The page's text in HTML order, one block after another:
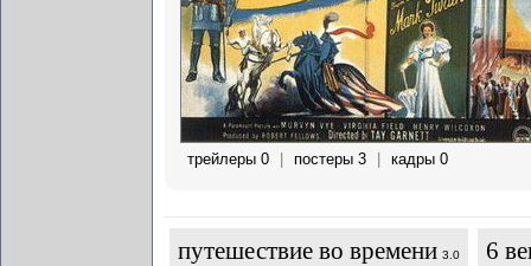
трейлеры 0 постеры 3 кадры 0
путешествие во времени 3.0 6